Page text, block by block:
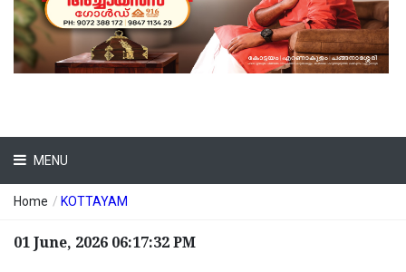
MENU
Home / KOTTAYAM
01 June, 2026 06:17:32 PM